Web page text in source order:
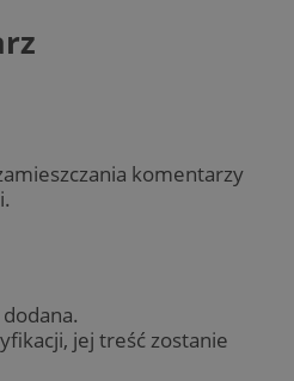
komentarzy
jej treść zostanie